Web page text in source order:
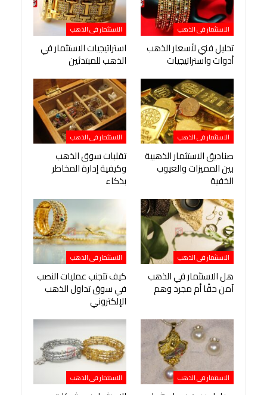
الاستثمار فى الذهب
تحليل فني لأسعار الذهب
أدوات واستراتيجيات
الاستثمار فى الذهب
استراتيجيات الاستثمار في
الذهب للمبتدئين
الاستثمار فى الذهب
صناديق الاستثمار الذهبية
بين المميزات والعيوب
الخفية
الاستثمار فى الذهب
تقلبات سوق الذهب
وكيفية إدارة المخاطر
بذكاء
الاستثمار فى الذهب
هل الاستثمار في الذهب
آمن حقًا أم مجرد وهم
الاستثمار فى الذهب
كيف تتجنب عمليات النصب
في سوق تداول الذهب
الإلكتروني
الاستثمار فى الذهب الاستثمار فى الذهب